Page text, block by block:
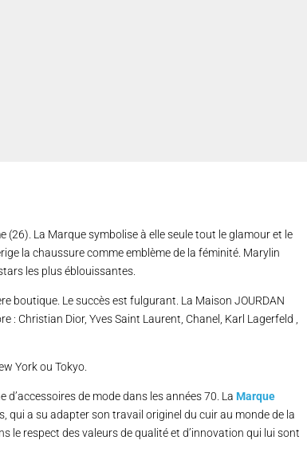
(26). La Marque symbolise à elle seule tout le glamour et le
la chaussure comme emblème de la féminité. Marylin
les plus éblouissantes.
boutique. Le succès est fulgurant. La Maison JOURDAN
Christian Dior, Yves Saint Laurent, Chanel, Karl Lagerfeld ,
York ou Tokyo.
d’accessoires de mode dans les années 70. La Marque
qui a su adapter son travail originel du cuir au monde de la
le respect des valeurs de qualité et d’innovation qui lui sont